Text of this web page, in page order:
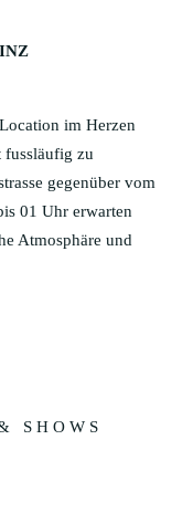
im Herzen
fussläufig zu
gegenüber vom
01 Uhr erwarten
Atmosphäre und
S H O W S